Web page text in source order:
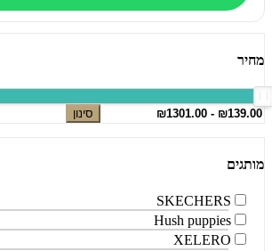
מחיר
סינון
מותגים
SKECHERS
Hush puppies
XELERO